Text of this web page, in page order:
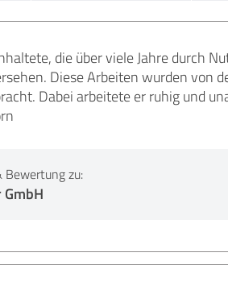
die über viele Jahre durch
Diese Arbeiten wurden von
Dabei arbeitete er ruhig und
Bewertung zu: